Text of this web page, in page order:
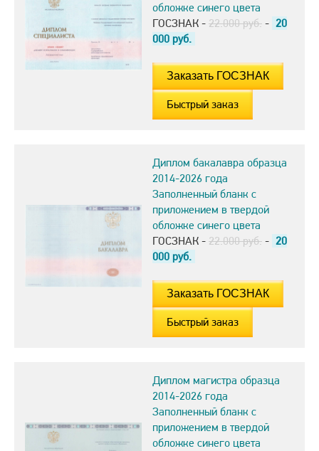
обложке синего цвета
ГОСЗНАК - 22.000 руб. - 20
000 руб.
Быстрый заказ
Диплом бакалавра образца
2014-2026 года
Заполненный бланк с
приложением в твердой
обложке синего цвета
ГОСЗНАК - 22.000 руб. - 20
000 руб.
Быстрый заказ
Диплом магистра образца
2014-2026 года
Заполненный бланк с
приложением в твердой
обложке синего цвета